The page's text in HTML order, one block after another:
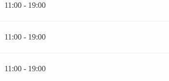
11:00 - 19:00
11:00 - 19:00
11:00 - 19:00